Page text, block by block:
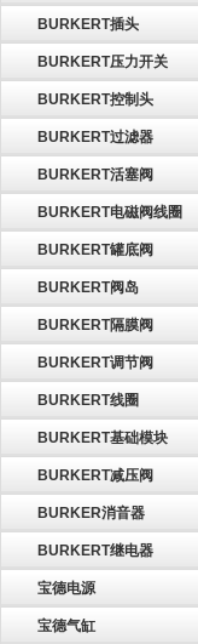
BURKERT插头
BURKERT压力开关
BURKERT控制头
BURKERT过滤器
BURKERT活塞阀
BURKERT电磁阀线圈
BURKERT罐底阀
BURKERT阀岛
BURKERT隔膜阀
BURKERT调节阀
BURKERT线圈
BURKERT基础模块
BURKERT减压阀
BURKER消音器
BURKERT继电器
宝德电源
宝德气缸